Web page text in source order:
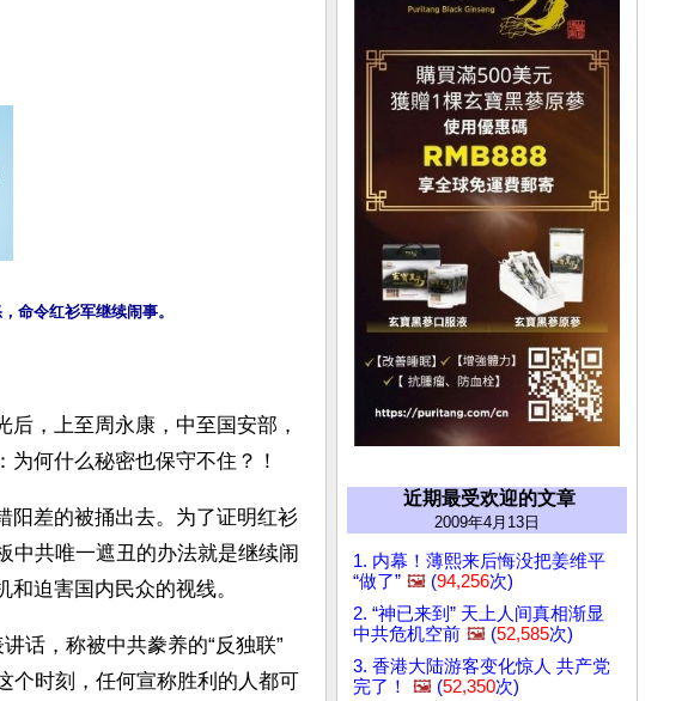
命令红衫军继续闹事。
后，上至周永康，中至国安部，
何什么秘密也保守不住？！
阳差的被捅出去。为了证明红衫
中共唯一遮丑的办法就是继续闹
迫害国内民众的视线。
话，称被中共豢养的“反独联”
个时刻，任何宣称胜利的人都可
近期最受欢迎的文章
2009年4月13日
1. 内幕！薄熙来后悔没把姜维平
“做了” 🖼️ (94,256次)
2. “神已来到” 天上人间真相渐显
中共危机空前 🖼️ (52,585次)
3. 香港大陆游客变化惊人 共产党
完了！
🖼️ (52,350次)